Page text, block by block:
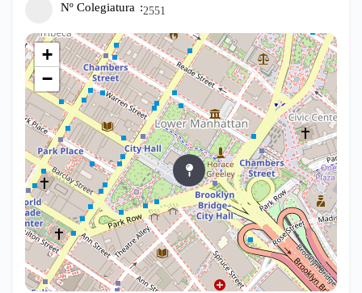
Nº Colegiatura 2551
+
−